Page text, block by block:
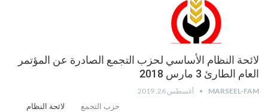
لائحة النظام الأساسي لحزب التجمع الصادرة عن المؤتمر
العام الطارئ 3 مارس 2018
MARSEEL-FAM أغسطس 26, 2019
حزب التجمع لائحة النظام